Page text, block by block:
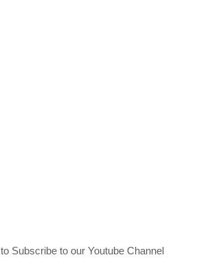
to Subscribe to our Youtube Channel